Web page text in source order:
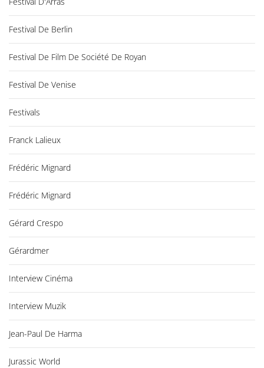
Festival De Berlin
Festival De Film De Société De Royan
Festival De Venise
Festivals
Franck Lalieux
Frédéric Mignard
Frédéric Mignard
Gérard Crespo
Gérardmer
Interview Cinéma
Interview Muzik
Jean-Paul De Harma
Jurassic World